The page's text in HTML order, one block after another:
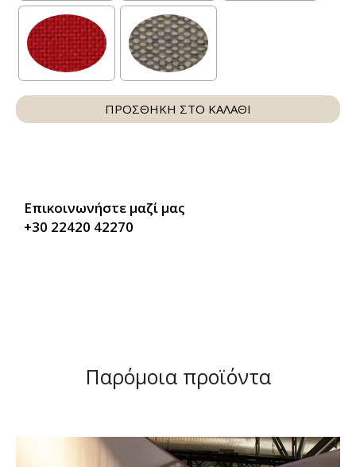
ΠΡΟΣΘΗΚΗ ΣΤΟ ΚΑΛΑΘΙ
Επικοινωνήστε μαζί μας
+30 22420 42270
Παρόμοια προϊόντα